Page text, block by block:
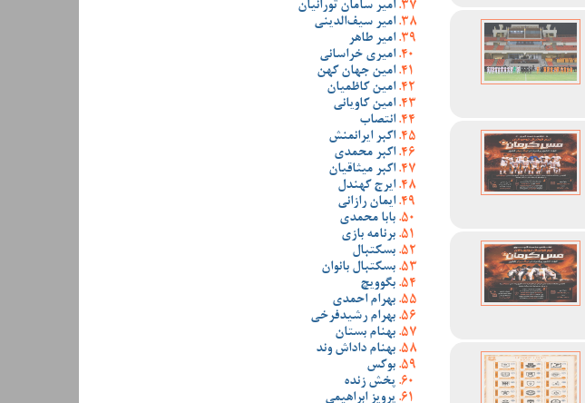
امیر سامان تورانیان
امیر سیف‌الدینی
امیر طاهر
امیری خراسانی
امین جهان کهن
امین کاظمیان
امین کاویانی
انتصاب
اکبر ایرانمنش
اکبر محمدی
اکبر میثاقیان
ایرج کهندل
ایمان رازانی
بابا محمدی
برنامه بازی
بسکتبال
بسکتبال بانوان
بگوویچ
بهرام احمدی
بهرام رشیدفرخی
بهنام بستان
بهنام داداش وند
بوکس
پخش زنده
پرویز ابراهیمی